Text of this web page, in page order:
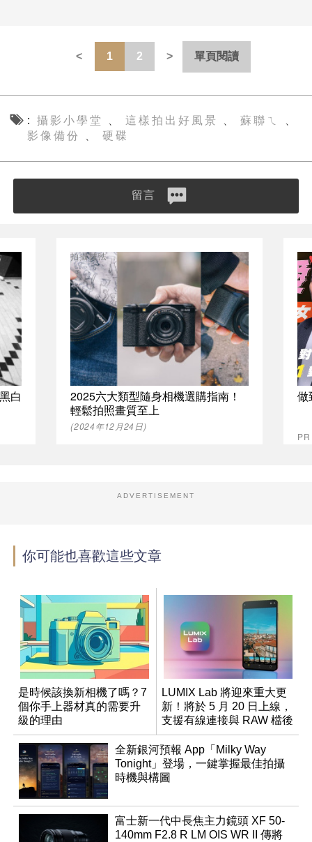
1 2 單頁閱讀
攝影小學堂 這樣拍出好風景 蘇聯ㄟ
影像備份 、硬碟
留言
白
2025六大類型隨身相機選購指南！
輕鬆拍照畫質至上
拍攝技法
(2024年12月24日)
做
ADVERTISEMENT
你可能也喜歡這些文章
是時候該換新相機了嗎？7
個你手上器材真的需要升
級的理由
LUMIX Lab 將迎來重大更
新！將於 5 月 20 日上線，
支援有線連接與 RAW 檔後
製
全新銀河預報 App「Milky Way
Tonight」登場，一鍵掌握最佳拍攝
時機與構圖
富士新一代中長焦主力鏡頭 XF 50-
140mm F2.8 R LM OIS WR II 傳將